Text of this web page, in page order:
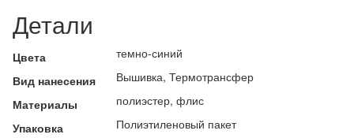
Детали
Цвета
темно-синий
Вид нанесения
Вышивка, Термотрансфер
Материалы
полиэстер, флис
Упаковка
Полиэтиленовый пакет